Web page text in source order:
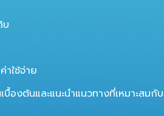
บ
าใช้จ่าย
บื้องต้นและแนะนำแนวทางที่เหมาะส